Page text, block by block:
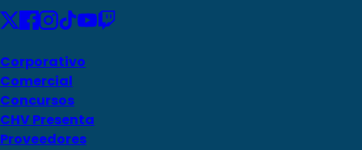
Corporativo
Comercial
Concursos
CHV Presenta
Proveedores